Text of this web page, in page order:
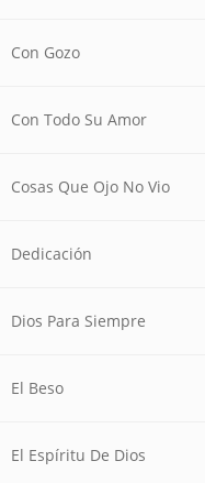
Con Gozo
Con Todo Su Amor
Cosas Que Ojo No Vio
Dedicación
Dios Para Siempre
El Beso
El Espíritu De Dios